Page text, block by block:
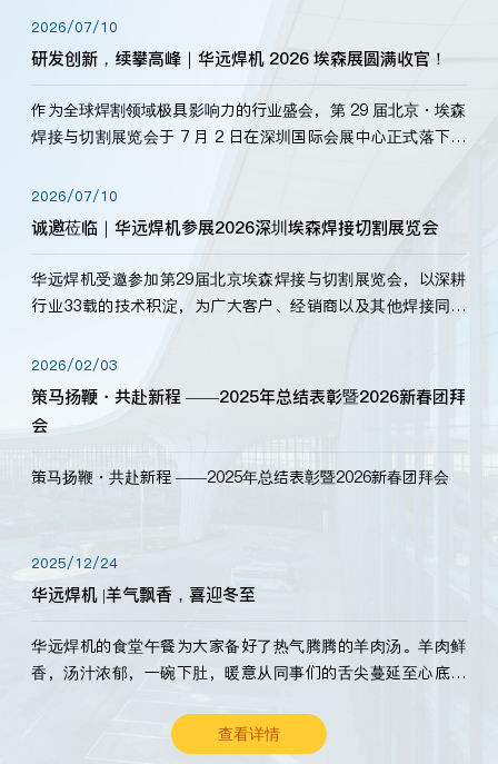
2026/07/10
研发创新，续攀高峰｜华远焊机 2026 埃森展圆满收官！
作为全球焊割领域极具影响力的行业盛会，第 29 届北京・埃森
焊接与切割展览会于 7 月 2 日在深圳国际会展中心正式落下帷
标准，持之以恒研发新产品、新技术。新老客户、行业伙伴、
海内外客户为目睹公司发布的新产…
2026/07/10
诚邀莅临｜华远焊机参展2026深圳埃森焊接切割展览会
华远焊机受邀参加第29届北京埃森焊接与切割展览会，以深耕
行业33载的技术积淀，为广大客户、经销商以及其他焊接同仁
2026/02/03
策马扬鞭・共赴新程 ——2025年总结表彰暨2026新春团拜
会
策马扬鞭・共赴新程 ——2025年总结表彰暨2026新春团拜会
2025/12/24
华远焊机 |羊气飘香，喜迎冬至
华远焊机的食堂午餐为大家备好了热气腾腾的羊肉汤。羊肉鲜
香，汤汁浓郁，一碗下肚，暖意从同事们的舌尖蔓延至心底。
查看详情